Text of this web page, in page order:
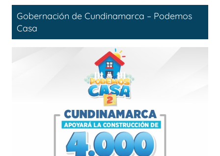
Gobernación de Cundinamarca – Podemos
Casa